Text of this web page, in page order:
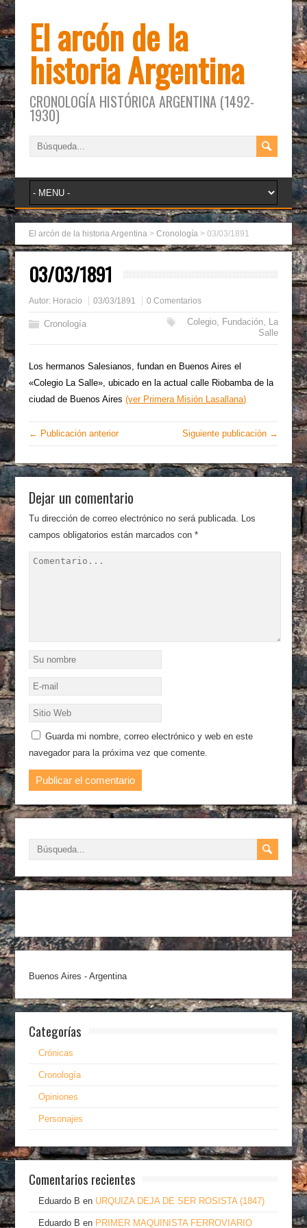
El arcón de la
historia Argentina
CRONOLOGÍA HISTÓRICA ARGENTINA (1492-
1930)
El arcón de la historia Argentina >Cronología >03/03/1891
03/03/1891
Autor: Horacio 03/03/1891 0 Comentarios
Cronología Colegio, Fundación, La
Salle
Los hermanos Salesianos, fundan en Buenos Aires el
«Colegio La Salle», ubicado en la actual calle Riobamba de la
ciudad de Buenos Aires(ver Primera Misión Lasallana)
← Publicación anterior Siguiente publicación →
Dejar un comentario
Tu dirección de correo electrónico no será publicada. Los
campos obligatorios están marcados con*
Guarda mi nombre, correo electrónico y web en este
navegador para la próxima vez que comente.
Buenos Aires - Argentina
Categorías
Crónicas
Cronología
Opiniones
Personajes
Comentarios recientes
Eduardo B en URQUIZA DEJA DE SER ROSISTA (1847)
Eduardo B en PRIMER MAQUINISTA FERROVIARIO